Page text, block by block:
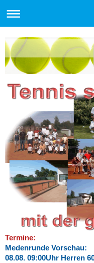
Termine:
Medenrunde Vorschau:
08.08. 09:00Uhr Herren